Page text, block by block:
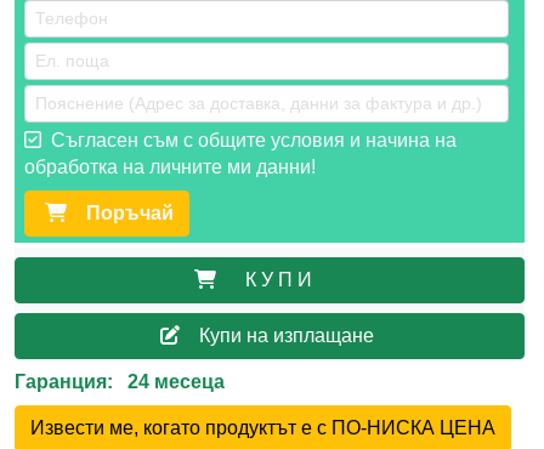
Съгласен съм с общите условия и начина на
обработка на личните ми данни!
Поръчай
К У П И
Купи на изплащане
Гаранция: 24 месеца
Извести ме, когато продуктът е с ПО-НИСКА ЦЕНА